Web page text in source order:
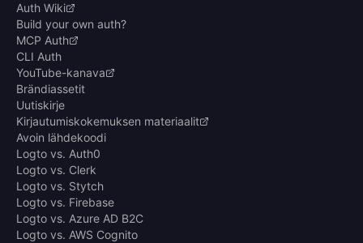
Auth Wiki
Build your own auth?
MCP Auth
CLI Auth
YouTube-kanava
Brändiassetit
Uutiskirje
Kirjautumiskokemuksen materiaalit
Avoin lähdekoodi
Logto vs. Auth0
Logto vs. Clerk
Logto vs. Stytch
Logto vs. Firebase
Logto vs. Azure AD B2C
Logto vs. AWS Cognito